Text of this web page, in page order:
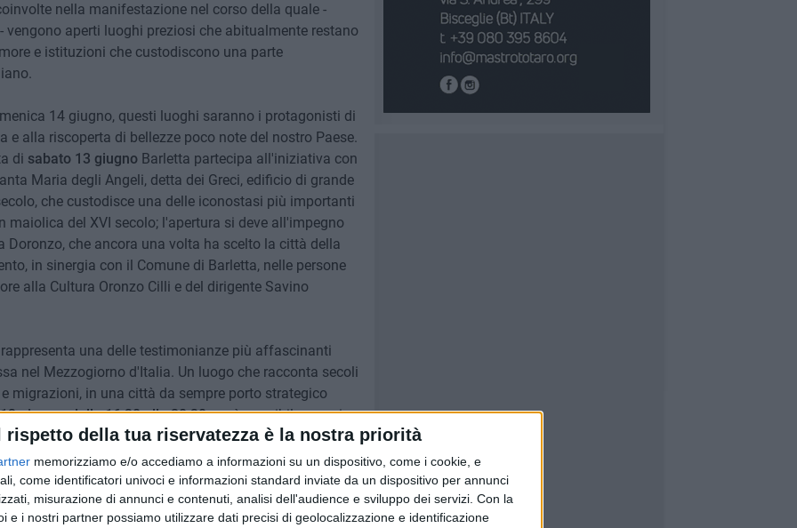
rispetto della tua riservatezza è la nostra priorità
memorizziamo e/o accediamo a informazioni su un dispositivo, come i cookie, e
come identificatori univoci e informazioni standard inviate da un dispositivo per annunci
misurazione di annunci e contenuti, analisi dell'audience e sviluppo dei servizi. Con la
e i nostri partner possiamo utilizzare dati precisi di geolocalizzazione e identificazione
nella manifestazione nel corso della quale -
aperti luoghi preziosi che abitualmente restano
e istituzioni che custodiscono una parte
14 giugno, questi luoghi saranno i protagonisti di
e alla riscoperta di bellezze poco note del nostro Paese.
di sabato 13 giugno Barletta partecipa all'iniziativa con
Maria degli Angeli, detta dei Greci, edificio di grande
che custodisce una delle iconostasi più importanti
maiolica del XVI secolo; l'apertura si deve all'impegno
Doronzo, che ancora una volta ha scelto la città della
in sinergia con il Comune di Barletta, nelle persone
alla Cultura Oronzo Cilli e del dirigente Savino
una delle testimonianze più affascinanti
nel Mezzogiorno d'Italia. Un luogo che racconta secoli
migrazioni, in una città da sempre porto strategico
giugno, dalle 16:30 alle 20:30,sarà possibile scoprire
centrale della liturgia ortodossa, insieme alla
lo spazio sacro secondo la tradizione orientale.
con una dimensione spirituale e culturale rara
si manifesta attraverso simboli, arte e devozione.